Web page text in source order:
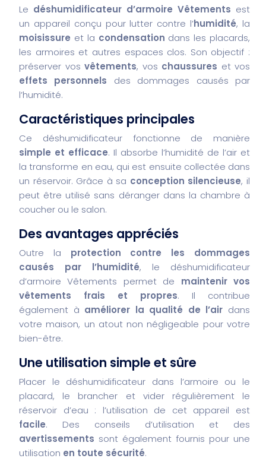
Le déshumidificateur d’armoire Vêtements est
un appareil conçu pour lutter contre l’humidité, la
moisissure et la condensation dans les placards,
les armoires et autres espaces clos. Son objectif :
préserver vos vêtements, vos chaussures et vos
effets personnels des dommages causés par
l’humidité.
Caractéristiques principales
Ce déshumidificateur fonctionne de manière
simple et efficace. Il absorbe l’humidité de l’air et
la transforme en eau, qui est ensuite collectée dans
un réservoir. Grâce à sa conception silencieuse, il
peut être utilisé sans déranger dans la chambre à
coucher ou le salon.
Des avantages appréciés
Outre la protection contre les dommages
causés par l’humidité, le déshumidificateur
d’armoire Vêtements permet de maintenir vos
vêtements frais et propres. Il contribue
également à améliorer la qualité de l’air dans
votre maison, un atout non négligeable pour votre
bien-être.
Une utilisation simple et sûre
Placer le déshumidificateur dans l’armoire ou le
placard, le brancher et vider régulièrement le
réservoir d’eau : l’utilisation de cet appareil est
facile. Des conseils d’utilisation et des
avertissements sont également fournis pour une
utilisation en toute sécurité.